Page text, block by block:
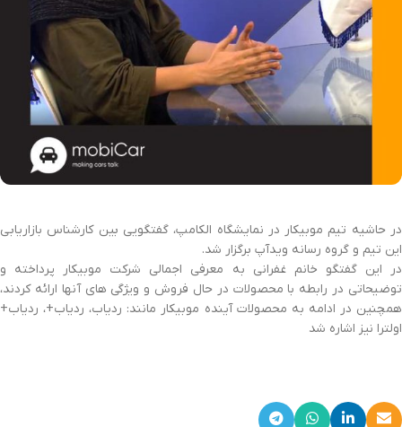
در حاشیه تیم موبیکار در نمایشگاه الکامپ، گفتگویی بین کارشناس بازاریابی
این تیم و گروه رسانه ویدآپ برگزار شد.
در این گفتگو خانم غفرانی به معرفی اجمالی شرکت موبیکار پرداخته و
توضیحاتی در رابطه با محصولات در حال فروش و ویژگی های آنها ارائه کردند،
همچنین در ادامه به محصولات آینده موبیکار مانند: ردیاب، ردیاب+، ردیاب+
اولترا نیز اشاره شد